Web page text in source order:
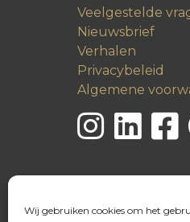
Wij gebruiken cookies om het
Veelgestelde
Nieuwsbrief
Verhalen
Privacybeleid
Algemene